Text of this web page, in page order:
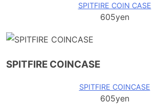
SPITFIRE COIN CASE
605yen
SPITFIRE COINCASE
SPITFIRE COINCASE
605yen